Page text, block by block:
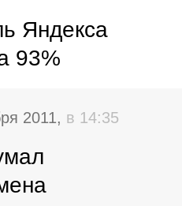
Яндекса
93%
2011, в 14:35